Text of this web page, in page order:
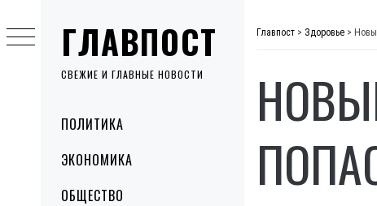
ГЛАВПОСТ
СВЕЖИЕ И ГЛАВНЫЕ НОВОСТИ
MenuПОЛИТИКА
ЭКОНОМИКА
ОБЩЕСТВО
to
content
Главпост > Здоровье >